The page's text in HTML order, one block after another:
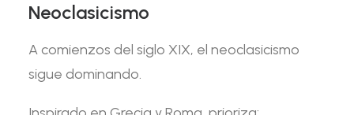
Neoclasicismo
A comienzos del siglo XIX, el neoclasicismo
sigue dominando.